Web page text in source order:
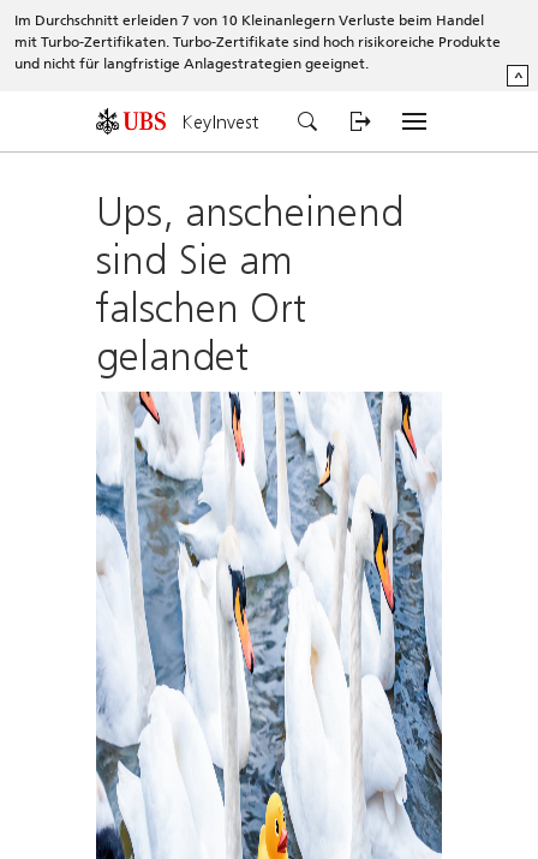
Im Durchschnitt erleiden 7 von 10 Kleinanlegern Verluste beim Handel
mit Turbo-Zertifikaten. Turbo-Zertifikate sind hoch risikoreiche Produkte
und nicht für langfristige Anlagestrategien geeignet.
^
KeyInvest
Ups, anscheinend
sind Sie am
falschen Ort
gelandet